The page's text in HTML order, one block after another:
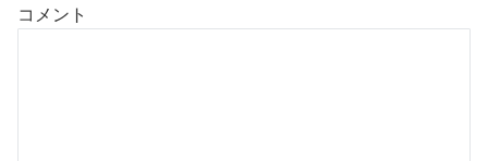
コメント